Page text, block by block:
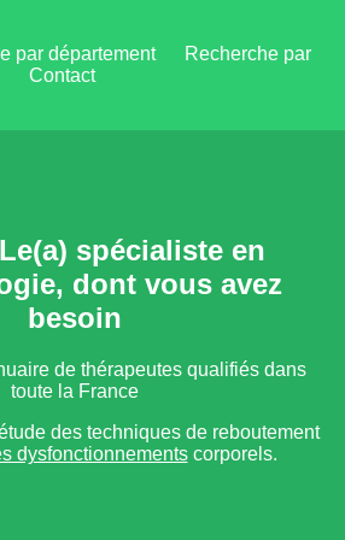
par département
Recherche par
Contact
spécialiste en
dont vous avez
besoin
de thérapeutes qualifiés dans
toute la France
des techniques de reboutement
dysfonctionnementscorporels.